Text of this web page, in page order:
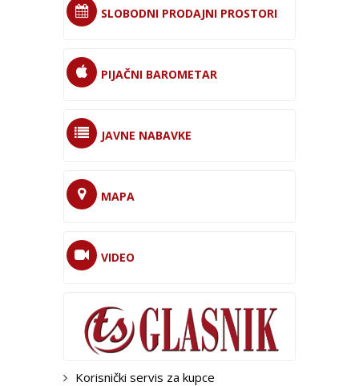
SLOBODNI PRODAJNI PROSTORI
PIJAČNI BAROMETAR
JAVNE NABAVKE
MAPA
VIDEO
Korisnički servis za kupce